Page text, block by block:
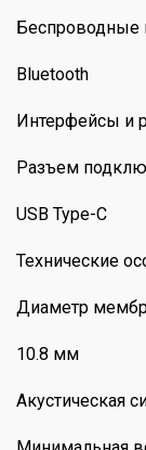
Беспроводные
Bluetooth
Интерфейсы и
Разъем
USB Type-C
Технические
Диаметр
10.8 мм
Акустическая